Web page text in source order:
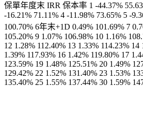
保單年度末 IRR 保本率 1 -44.37%
-16.21% 71.11% 4 -11.98% 73.65% 5 -
100.70% 6年末+1D 0.49% 101.69% 7
105.20% 9 1.07% 106.98% 10 1.16%
12 1.28% 112.40% 13 1.33% 114.23% 14
1.39% 117.93% 16 1.42% 119.80% 17
123.59% 19 1.48% 125.51% 20 1.49%
129.42% 22 1.52% 131.40% 23 1.53%
135.40% 25 1.55% 137.44% 30 1.59%